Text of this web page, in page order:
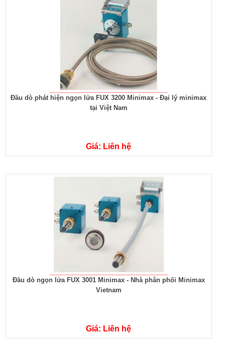
Đầu dò phát hiện ngọn lửa FUX 3200 Minimax - Đại lý minimax
tại Việt Nam
Giá: Liên hệ
Đầu dò ngọn lửa FUX 3001 Minimax - Nhà phân phối Minimax
Vietnam
Giá: Liên hệ